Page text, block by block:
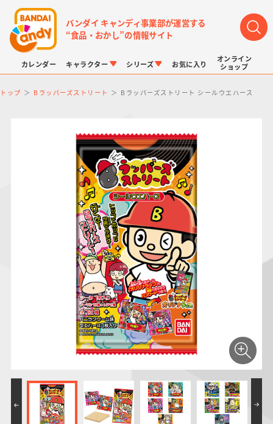
バンダイ キャンディ事業部が運営する
“食品・おかし”の情報サイト
カレンダー キャラクター
LINK TRAVELERS
仮面ライダーシリー
PROJECT R.E.D.・
スーパー戦隊シリー
ズ
プリキュアシリーズ
ガンダムシリーズ
ポケットモンスター
ドラゴンボール
アンパンマン
サンリオキャラクタ
ーズ
シリーズ
チョコボックス
キャラパキ
つりグミ
チョコサプ
にふぉるめーしょん
＆スクエアシール
SMPシリーズ
ポケモンキッズ
ポケモンスケールワ
キャラデコ
お気に入り
オンライン
ショップ
トップ Bラッパーズストリート Bラッパーズストリート シールウエハース